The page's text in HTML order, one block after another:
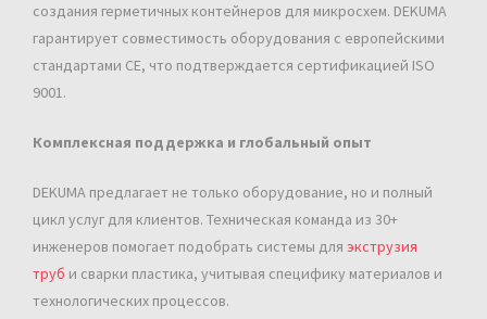
создания герметичных контейнеров для микросхем. DEKUMA
гарантирует совместимость оборудования с европейскими
стандартами CE, что подтверждается сертификацией ISO
9001.
Комплексная поддержка и глобальный опыт
DEKUMA предлагает не только оборудование, но и полный
цикл услуг для клиентов. Техническая команда из 30+
инженеров помогает подобрать системы для экструзия
труб и сварки пластика, учитывая специфику материалов и
технологических процессов.